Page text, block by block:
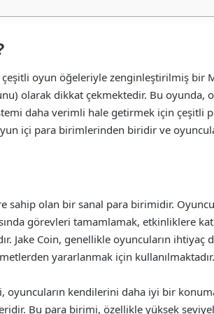
oyun öğeleriyle zenginleştirilmiş bir
olarak dikkat çekmektedir. Bu oyunda,
daha verimli hale getirmek için çeşitli
içi para birimlerinden biridir ve
sahip olan bir sanal para birimidir.
görevleri tamamlamak, etkinliklere
Jake Coin, genellikle oyuncuların ihtiyaç
yararlanmak için kullanılmaktadır.
oyuncuların kendilerini daha iyi bir
Bu para birimi, özellikle yüksek